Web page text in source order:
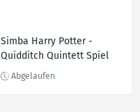
Simba Harry Potter -
Quidditch Quintett Spiel